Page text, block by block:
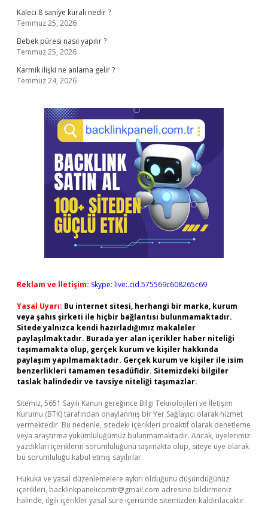
Kaleci 8 saniye kuralı nedir ?
Temmuz 25, 2026
Bebek püresi nasıl yapılır ?
Temmuz 25, 2026
Karmik ilişki ne anlama gelir ?
Temmuz 24, 2026
Reklam ve İletişim: Skype: live:.cid.575569c608265c69
Yasal Uyarı: Bu internet sitesi, herhangi bir marka, kurum
veya şahıs şirketi ile hiçbir bağlantısı bulunmamaktadır.
Sitede yalnızca kendi hazırladığımız makaleler
paylaşılmaktadır. Burada yer alan içerikler haber niteliği
taşımamakta olup, gerçek kurum ve kişiler hakkında
paylaşım yapılmamaktadır. Gerçek kurum ve kişiler ile isim
benzerlikleri tamamen tesadüfidir. Sitemizdeki bilgiler
taslak halindedir ve tavsiye niteliği taşımazlar.
Sitemiz, 5651 Sayılı Kanun gereğince Bilgi Teknolojileri ve İletişim
Kurumu (BTK) tarafından onaylanmış bir Yer Sağlayıcı olarak hizmet
vermektedir. Bu nedenle, sitedeki içerikleri proaktif olarak denetleme
veya araştırma yükümlülüğümüz bulunmamaktadır. Ancak, üyelerimiz
yazdıkları içeriklerin sorumluluğunu taşımakta olup, siteye üye olarak
bu sorumluluğu kabul etmiş sayılırlar.
Hukuka ve yasal düzenlemelere aykırı olduğunu düşündüğünüz
içerikleri, backlinkpanelicomtr@gmail.com adresine bildirmeniz
halinde, ilgili içerikler yasal süre içerisinde sitemizden kaldırılacaktır.